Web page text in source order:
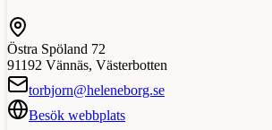
Östra Spöland 72
91192 Vännäs, Västerbotten
torbjorn@heleneborg.se
Besök webbplats